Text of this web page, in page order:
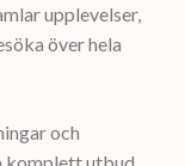
upplevelser,
över hela
och